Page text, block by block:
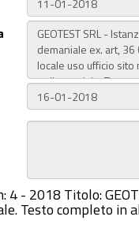
- 2018 Titolo:
Testo completo in